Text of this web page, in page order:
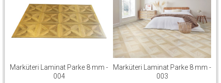
Marküteri Laminat Parke 8 mm -
004
Marküteri Laminat Parke 8 mm -
003